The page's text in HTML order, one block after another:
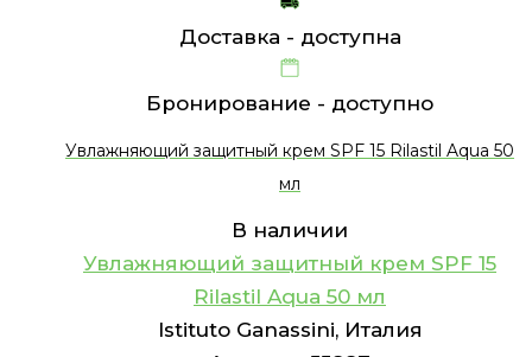
Доставка - доступна
Бронирование - доступно
Увлажняющий защитный крем SPF 15 Rilastil Aqua 50
мл
В наличии
Увлажняющий защитный крем SPF 15
Rilastil Aqua 50 мл
Istituto Ganassini, Италия